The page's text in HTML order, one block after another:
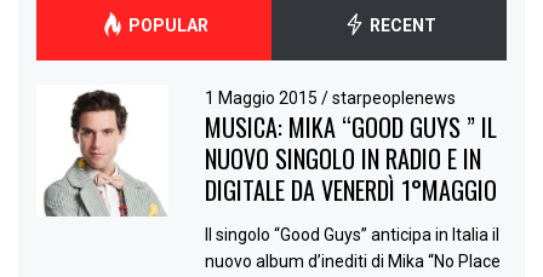
POPULAR RECENT
1 Maggio 2015/ starpeoplenews
MUSICA: MIKA “GOOD GUYS ” IL
NUOVO SINGOLO IN RADIO E IN
DIGITALE DA VENERDÌ 1°MAGGIO
Il singolo “Good Guys” anticipa in Italia il
nuovo album d’inediti di Mika “No Place